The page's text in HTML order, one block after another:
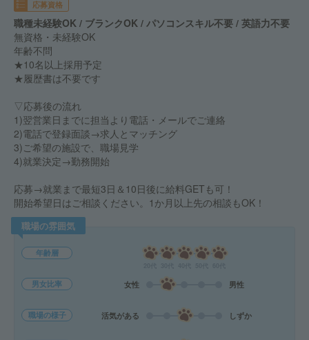
応募資格
職種未経験OK / ブランクOK / パソコンスキル不要 / 英語力不要
無資格・未経験OK
年齢不問
★10名以上採用予定
★履歴書は不要です
▽応募後の流れ
1)翌営業日までに担当より電話・メールでご連絡
2)電話で登録面談→求人とマッチング
3)ご希望の施設で、職場見学
4)就業決定→勤務開始
応募→就業まで最短3日＆10日後に給料GETも可！
開始希望日はご相談ください。1か月以上先の相談もOK！
職場の雰囲気
年齢層
男女比率 女性 男性
職場の様子 活気がある しずか